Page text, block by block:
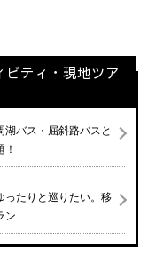
ティ・現地ツア
湖バス・屈斜路バスと
ったりと巡りたい。移
ン